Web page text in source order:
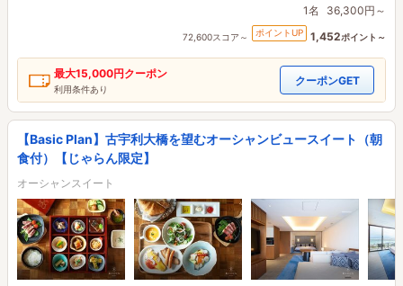
1名 36,300円～
72,600スコア～ ポイントUP 1,452ポイント～
最大15,000円クーポン
利用条件あり
クーポンGET
【Basic Plan】古宇利大橋を望むオーシャンビュースイート（朝
食付）【じゃらん限定】
オーシャンスイート